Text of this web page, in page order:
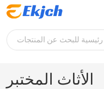
الأثاث المختبر